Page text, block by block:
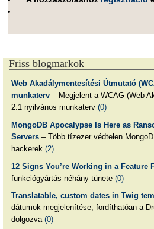
Friss blogmarkok
Web Akadálymentesítési Útmutató
munkaterv– Megjelent a WCAG (Web
2.1 nyilvános munkaterv (0)
MongoDB Apocalypse Is Here as
Servers– Több tízezer védtelen
hackerek (2)
12 Signs You’re Working in a Feature
funkciógyártás néhány tünete (0)
Translatable, custom dates in Twig
dátumok megjelenítése, fordíthatóan a
dolgozva (0)